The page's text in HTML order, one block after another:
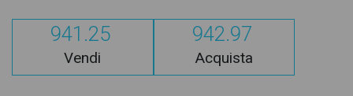
941.25
Vendi
942.97
Acquista